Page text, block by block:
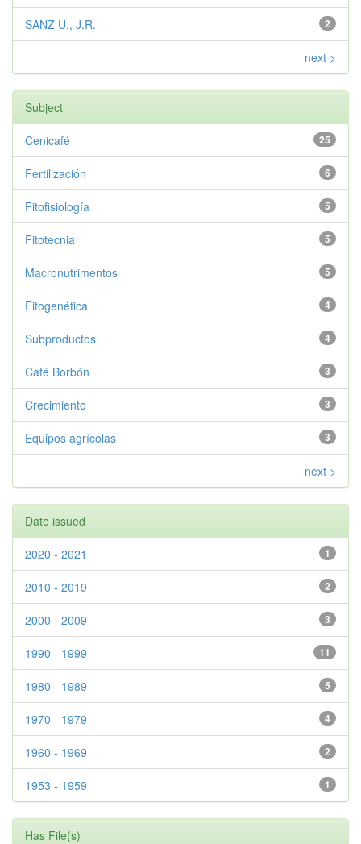
2
SANZ U., J.R.
next >
Subject
25
Cenicafé
6
Fertilización
5
Fitofisiología
5
Fitotecnia
5
Macronutrimentos
4
Fitogenética
4
Subproductos
3
Café Borbón
3
Crecimiento
3
Equipos agrícolas
next >
Date issued
1
2020 - 2021
2
2010 - 2019
3
2000 - 2009
11
1990 - 1999
5
1980 - 1989
4
1970 - 1979
2
1960 - 1969
1
1953 - 1959
Has File(s)